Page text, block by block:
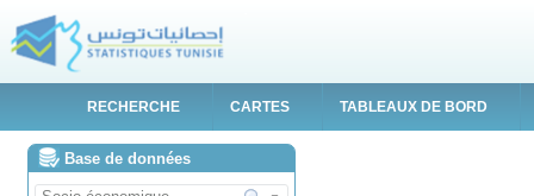
RECHERCHE CARTES TABLEAUX DE BORD
Base de données